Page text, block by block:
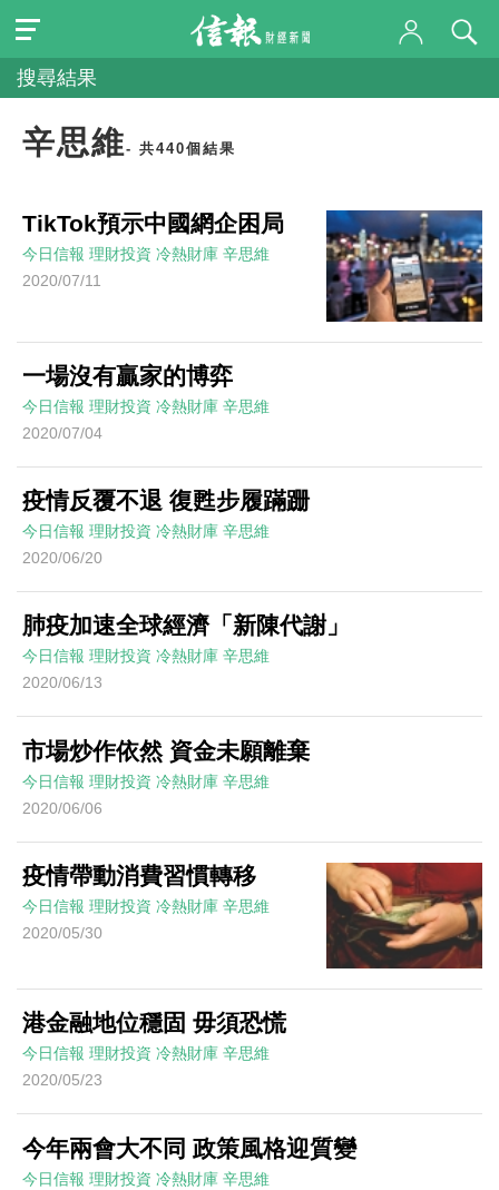
搜尋結果
辛思維- 共440個結果
TikTok預示中國網企困局
今日信報 理財投資 冷熱財庫 辛思維
2020/07/11
一場沒有贏家的博弈
今日信報 理財投資 冷熱財庫 辛思維
2020/07/04
疫情反覆不退 復甦步履蹣跚
今日信報 理財投資 冷熱財庫 辛思維
2020/06/20
肺疫加速全球經濟「新陳代謝」
今日信報 理財投資 冷熱財庫 辛思維
2020/06/13
市場炒作依然 資金未願離棄
今日信報 理財投資 冷熱財庫 辛思維
2020/06/06
疫情帶動消費習慣轉移
今日信報 理財投資 冷熱財庫 辛思維
2020/05/30
港金融地位穩固 毋須恐慌
今日信報 理財投資 冷熱財庫 辛思維
2020/05/23
今年兩會大不同 政策風格迎質變
今日信報 理財投資 冷熱財庫 辛思維